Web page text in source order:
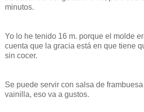
minutos.
Yo lo he tenido 16 m. porque el molde
cuenta que la gracia está en que tiene
sin cocer.
Se puede servir con salsa de
vainilla, eso va a gustos.